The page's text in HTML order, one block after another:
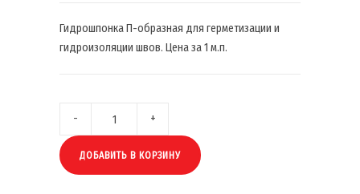
Гидрошпонка П-образная для герметизации и
гидроизоляции швов. Цена за 1 м.п.
ДОБАВИТЬ В КОРЗИНУ